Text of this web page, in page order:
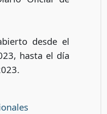
desde el
hasta el día